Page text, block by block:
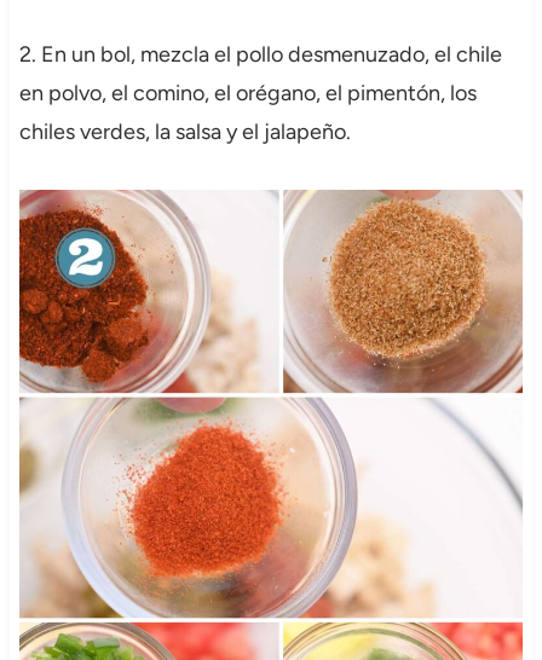
2. En un bol, mezcla el pollo desmenuzado, el chile
en polvo, el comino, el orégano, el pimentón, los
chiles verdes, la salsa y el jalapeño.